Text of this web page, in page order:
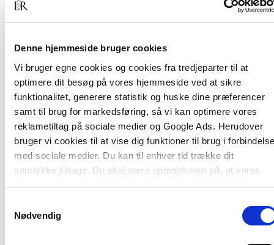
Denne hjemmeside bruger cookies
Vi bruger egne cookies og cookies fra tredjeparter til at
optimere dit besøg på vores hjemmeside ved at sikre
funktionalitet, generere statistik og huske dine præferencer
samt til brug for markedsføring, så vi kan optimere vores
reklametiltag på sociale medier og Google Ads. Herudover
bruger vi cookies til at vise dig funktioner til brug i
med sociale medier. Du kan til enhver tid trække dit
samtykke tilbage. Du skal være opmærksom på, at vores
hjemmeside muligvis ikke fungerer optimalt, hvis du ikke
Nødvendig
personale børneperspektivet i praksis?
reflekterer over, hvordan børn rent faktisk oplever
de pædagogiske intentioner og tiltag. Alle kapitler
tager afsæt i barnets blik på de voksne.
Antologien adskiller sig fra andre fagbøger om
emnet ved at basere sig på viden udviklet i samspil
mellem forskning og pædagogisk praksis. Ønsket
er at inspirere pædagogisk personale til at
reflektere over, udvikle og kvalificere deres
Hvad synes børnene?
er tematisk inddelt under